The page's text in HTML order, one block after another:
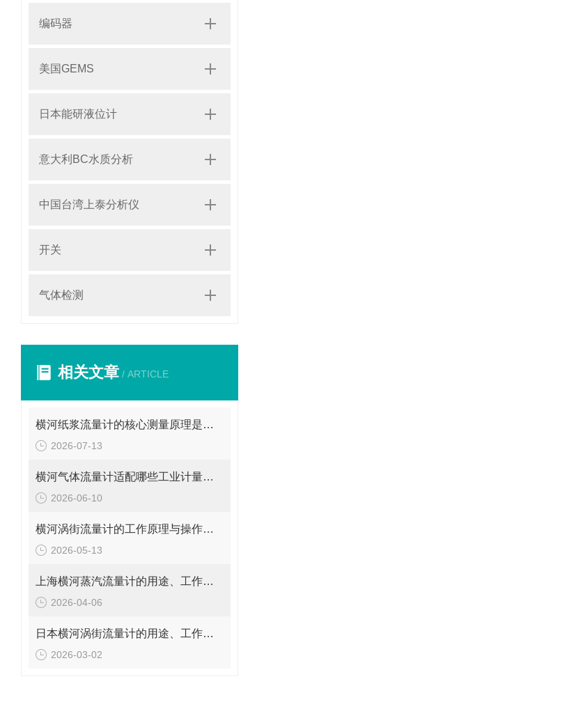
编码器
美国GEMS
日本能研液位计
意大利BC水质分析
中国台湾上泰分析仪
开关
气体检测
相关文章 / ARTICLE
横河纸浆流量计的核心测量原理是什么？
2026-07-13
横河气体流量计适配哪些工业计量场景？
2026-06-10
横河涡街流量计的工作原理与操作要点是什么？
2026-05-13
上海横河蒸汽流量计的用途、工作原理与使用注意事项
2026-04-06
日本横河涡街流量计的用途、工作原理与使用注意事项
2026-03-02